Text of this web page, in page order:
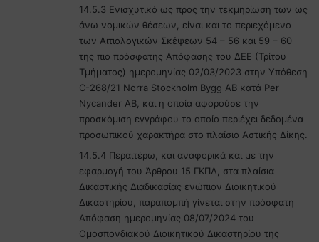
14.5.3 Ενισχυτικό ως προς την τεκμηρίωση των ως
άνω νομικών θέσεων, είναι και το περιεχόμενο
των Αιτιολογικών Σκέψεων 54 – 56 και 59 – 60
της πιο πρόσφατης Απόφασης του ΔΕΕ (Τρίτου
Τμήματος) ημερομηνίας 02/03/2023 στην Υπόθεση
C-268/21 Norra Stockholm Bygg AB κατά Per
Nycander AB, και η οποία αφορούσε την
προσκόμιση εγγράφου το οποίο περιέχει δεδομένα
προσωπικού χαρακτήρα στο πλαίσιο Αστικής Δίκης.
14.5.4 Περαιτέρω, και αναφορικά και με την
εφαρμογή του Άρθρου 15 ΓΚΠΔ, στα πλαίσια
Δικαστικής Διαδικασίας ενώπιον Διοικητικού
Δικαστηρίου, παραπομπή γίνεται στην πρόσφατη
Απόφαση ημερομηνίας 08/07/2024 του
Ομοσπονδιακού Διοικητικού Δικαστηρίου της